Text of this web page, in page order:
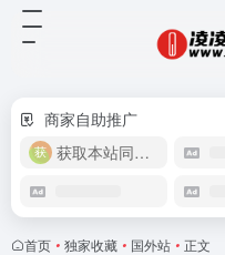
商家自助推广
获取本站同款主题
首页 • 独家收藏 • 国外站 • 正文